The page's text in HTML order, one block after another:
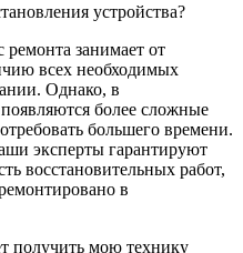
устройства?
занимает от
всех необходимых
Однако, в
более сложные
большего времени.
эксперты гарантируют
восстановительных работ,
в
получить мою технику